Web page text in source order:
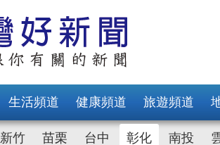
生活頻道 健康頻道 旅遊頻道
新竹 苗栗 台中 彰化 南投